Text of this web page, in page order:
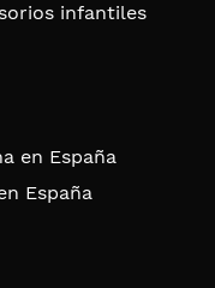
infantiles
en España
España